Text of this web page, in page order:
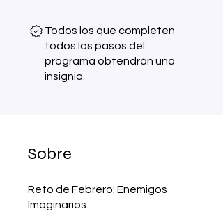
Todos los que completen
todos los pasos del
programa obtendrán una
insignia.
Sobre
Reto de Febrero: Enemigos
Imaginarios